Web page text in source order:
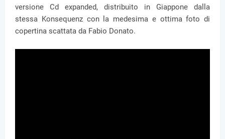
versione Cd expanded, distribuito in Giappone dalla
stessa Konsequenz con la medesima e ottima foto di
copertina scattata da Fabio Donato.